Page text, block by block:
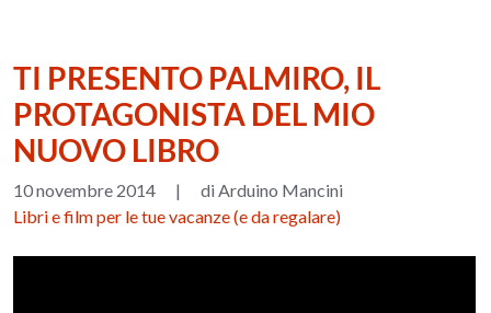
TI PRESENTO PALMIRO, IL
PROTAGONISTA DEL MIO
NUOVO LIBRO
10 novembre 2014 |
di Arduino Mancini
Libri e film per le tue vacanze (e da regalare)